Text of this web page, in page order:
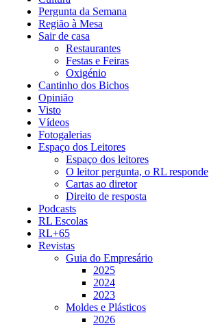
Pergunta da Semana
Região à Mesa
Sair de casa
Restaurantes
Festas e Feiras
Oxigénio
Cantinho dos Bichos
Opinião
Visto
Vídeos
Fotogalerias
Espaço dos Leitores
Espaço dos leitores
O leitor pergunta, o RL responde
Cartas ao diretor
Direito de resposta
Podcasts
RL Escolas
RL+65
Revistas
Guia do Empresário
2025
2024
2023
Moldes e Plásticos
2026